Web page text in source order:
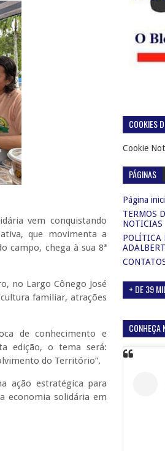
vem conquistando
que movimenta a
campo, chega à sua 8ª
no Largo Cônego José
familiar, atrações
de conhecimento e
edição, o tema será:
do Território”.
ação estratégica para
economia solidária em
COOKIES
Cookie
PÁGINAS
Página
TERMOS
NOTICIAS
POLÍTICA
+ DE 39
CONHEÇA